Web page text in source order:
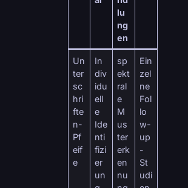
lu
ng
en
Un
ter
sc
hri
fte
n-
Pf
eif
e
In
div
idu
ell
e
Ide
nti
fizi
er
un
sp
ekt
ral
e
M
us
ter
erk
en
nu
Ein
zel
ne
Fol
lo
w-
up
-
St
udi